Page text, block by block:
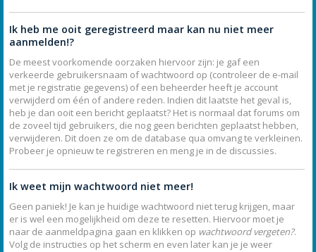
Ik heb me ooit geregistreerd maar kan nu niet meer
aanmelden!?
De meest voorkomende oorzaken hiervoor zijn: je gaf een
verkeerde gebruikersnaam of wachtwoord op (controleer de e-mail
met je registratie gegevens) of een beheerder heeft je account
verwijderd om één of andere reden. Indien dit laatste het geval is,
heb je dan ooit een bericht geplaatst? Het is normaal dat forums om
de zoveel tijd gebruikers, die nog geen berichten geplaatst hebben,
verwijderen. Dit doen ze om de database qua omvang te verkleinen.
Probeer je opnieuw te registreren en meng je in de discussies.
Ik weet mijn wachtwoord niet meer!
Geen paniek! Je kan je huidige wachtwoord niet terug krijgen, maar
er is wel een mogelijkheid om deze te resetten. Hiervoor moet je
naar de aanmeldpagina gaan en klikken op wachtwoord vergeten?.
Volg de instructies op het scherm en even later kan je je weer